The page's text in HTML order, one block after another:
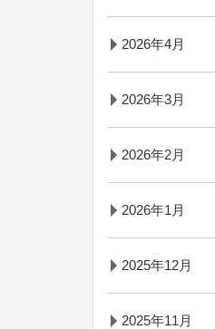
2026年4月
2026年3月
2026年2月
2026年1月
2025年12月
2025年11月